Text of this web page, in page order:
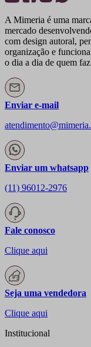
A Mimeria é uma
mercado
com design autoral,
organização e
o dia a dia de quem
Enviar e-mail
Enviar um whatsapp
(11) 96012-2976
Fale conosco
Clique aqui
Seja uma vendedora
Clique aqui
Institucional